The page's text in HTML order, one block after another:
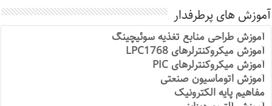
آموزش های پرطرفدار
آموزش طراحی منابع تغذیه سوئیچینگ
آموزش میکروکنترلرهای LPC1768
آموزش میکروکنترلرهای PIC
آموزش اتوماسیون صنعتی
مفاهیم پایه الکترونیک